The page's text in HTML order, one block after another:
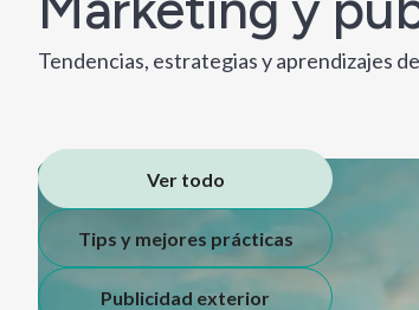
Tendencias, estrategias y aprendizajes
Ver todo
Tips y mejores prácticas
Publicidad exterior